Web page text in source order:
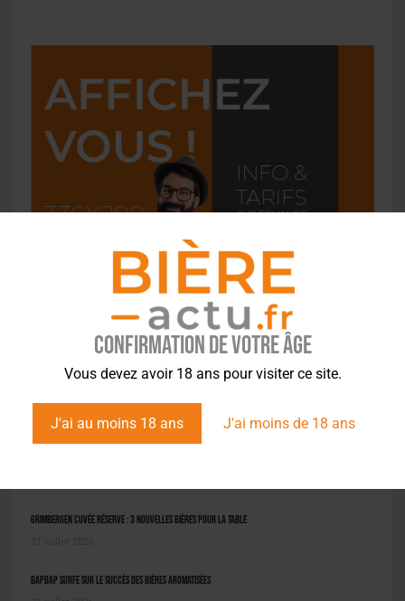
Confirmation de votre âge
Vous devez avoir 18 ans pour visiter ce site.
J'ai au moins 18 ans J'ai moins de 18 ans
L'ACTU EN BREF
Grimbergen Cuvée Réserve : 3 nouvelles bières pour la table
BAPBAP surfe sur le succès des bières aromatisées